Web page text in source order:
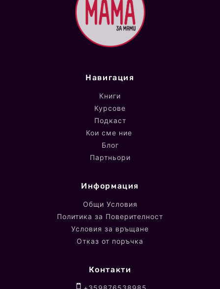
Навигация
Книги
Курсове
Подкаст
Кои сме ние
Блог
Партньори
Информация
Общи Условия
Политика за Поверителност
Условия за връщане
Отказ от поръчка
Контакти